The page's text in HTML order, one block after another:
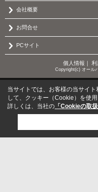
会社概要
お問合せ
PCサイト
個人情報 ｜ 利
Copyright(c) オール
当サイトでは、お客様の当サイ
して、クッキー（Cookie）を使用
詳しくは、当社の 「Cookieの取